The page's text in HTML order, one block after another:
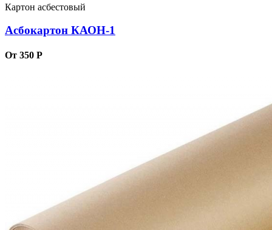
Картон асбестовый
Асбокартон КАОН-1
От 350 Р